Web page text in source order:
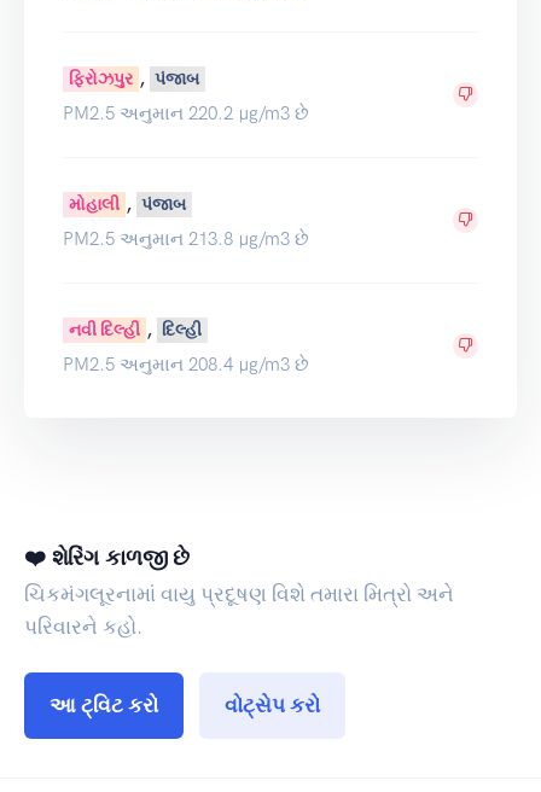
ફિરોઝપુર , પંજાબ
PM2.5 અનુમાન 220.2 µg/m3 છે
મોહાલી , પંજાબ
PM2.5 અનુમાન 213.8 µg/m3 છે
નવી દિલ્હી , દિલ્હી
PM2.5 અનુમાન 208.4 µg/m3 છે
❤️ શેરિંગ કાળજી છે
ચિકમંગલૂરનામાં વાયુ પ્રદૂષણ વિશે તમારા મિત્રો અને
પરિવારને કહો.
આ ટ્વિટ કરો વોટ્સેપ કરો